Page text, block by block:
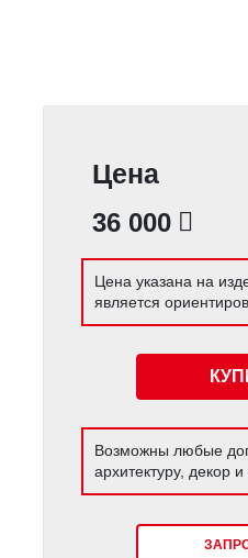
Цена
36 000
Цена указана на
является
Возможны любые
архитектуру, декор